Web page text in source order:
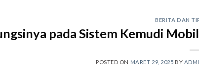
BERITA DAN
pada Sistem Kemudi
POSTED ON MARET 29, 2025 BY